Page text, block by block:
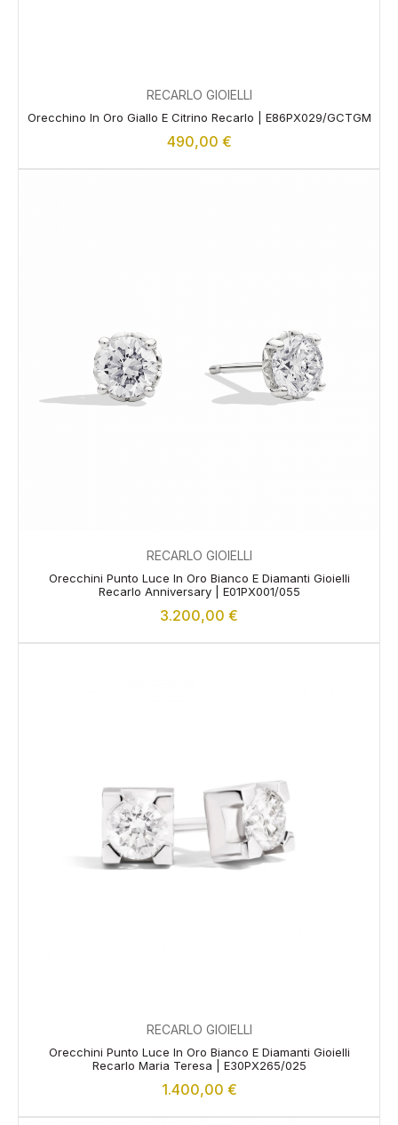
RECARLO GIOIELLI
Orecchino In Oro Giallo E Citrino Recarlo | E86PX029/GCTGM
490,00 €
RECARLO GIOIELLI
Orecchini Punto Luce In Oro Bianco E Diamanti Gioielli
Recarlo Anniversary | E01PX001/055
3.200,00 €
RECARLO GIOIELLI
Orecchini Punto Luce In Oro Bianco E Diamanti Gioielli
Recarlo Maria Teresa | E30PX265/025
1.400,00 €